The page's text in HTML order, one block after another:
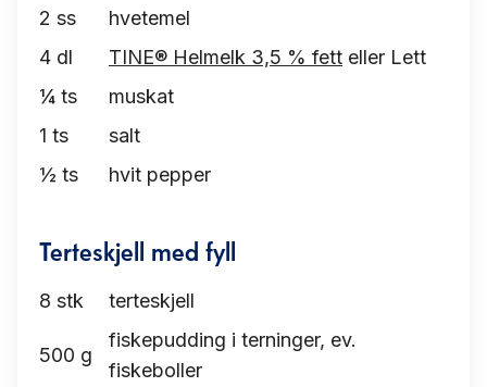
2 ss
hvetemel
4 dl TINE® Helmelk 3,5 % fett eller Lett
¼ ts
muskat
1 ts
salt
½ ts hvit pepper
Terteskjell med fyll
8 stk terteskjell
500 g
fiskepudding i terninger, ev.
fiskeboller